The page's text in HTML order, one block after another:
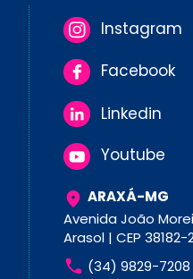
Instagram
Facebook
Linkedin
Youtube
ARAXÁ-MG
Avenida João
Arasol | CEP 38182-
(34) 9829-7208